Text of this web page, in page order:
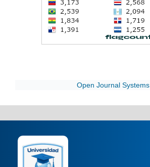
Open Journal Systems